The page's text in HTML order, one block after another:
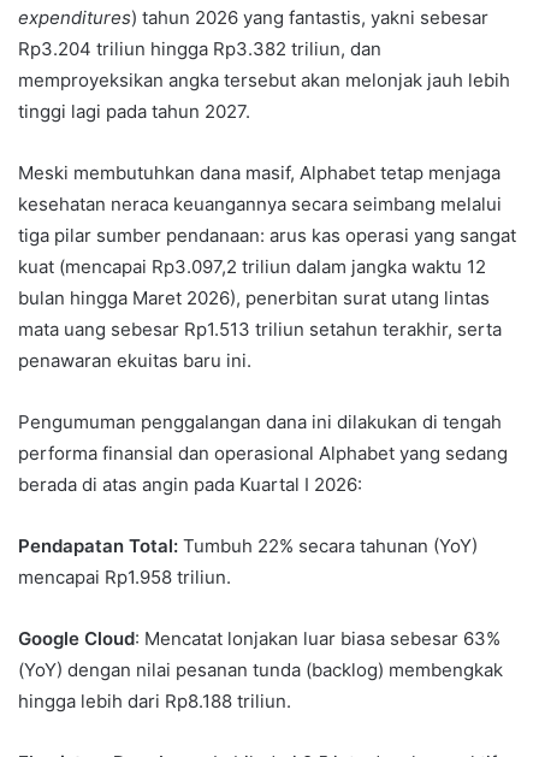
expenditures) tahun 2026 yang fantastis, yakni sebesar
Rp3.204 triliun hingga Rp3.382 triliun, dan
memproyeksikan angka tersebut akan melonjak jauh lebih
tinggi lagi pada tahun 2027.
Meski membutuhkan dana masif, Alphabet tetap menjaga
kesehatan neraca keuangannya secara seimbang melalui
tiga pilar sumber pendanaan: arus kas operasi yang sangat
kuat (mencapai Rp3.097,2 triliun dalam jangka waktu 12
bulan hingga Maret 2026), penerbitan surat utang lintas
mata uang sebesar Rp1.513 triliun setahun terakhir, serta
penawaran ekuitas baru ini.
Pengumuman penggalangan dana ini dilakukan di tengah
performa finansial dan operasional Alphabet yang sedang
berada di atas angin pada Kuartal I 2026:
Pendapatan Total: Tumbuh 22% secara tahunan (YoY)
mencapai Rp1.958 triliun.
Google Cloud: Mencatat lonjakan luar biasa sebesar 63%
(YoY) dengan nilai pesanan tunda (backlog) membengkak
hingga lebih dari Rp8.188 triliun.